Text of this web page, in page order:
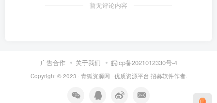
暂无评论内容
广告合作 关于我们 皖icp备2021012330号-4
Copyright © 2023 · 青狐资源网 · 优质资源平台 招募软件作者.